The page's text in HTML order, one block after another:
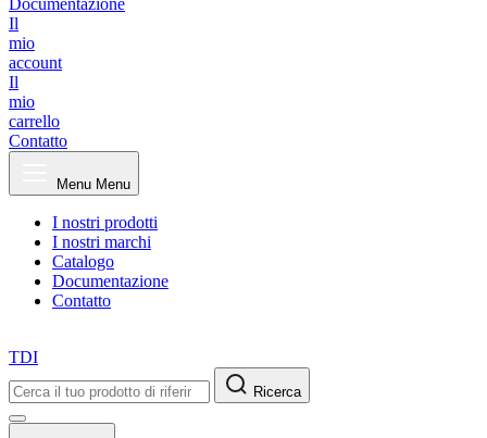
Documentazione
Il
mio
account
Il
mio
carrello
Contatto
Menu Menu
I nostri prodotti
I nostri marchi
Catalogo
Documentazione
Contatto
TDI
Ricerca